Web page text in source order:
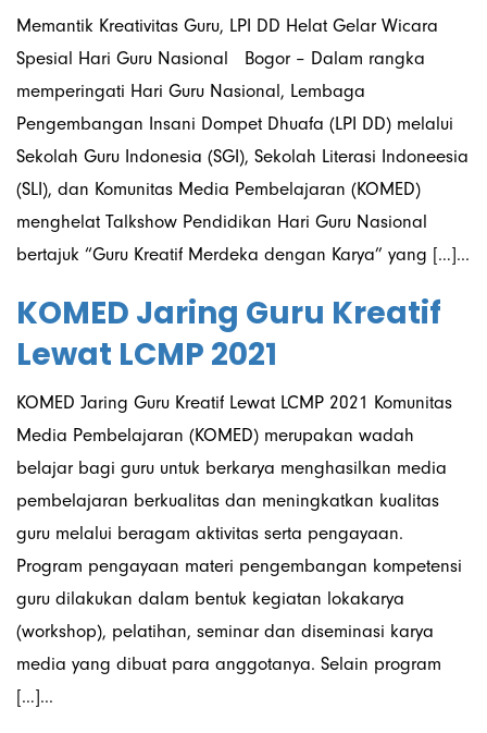
Memantik Kreativitas Guru, LPI DD Helat Gelar Wicara
Spesial Hari Guru Nasional Bogor – Dalam rangka
memperingati Hari Guru Nasional, Lembaga
Pengembangan Insani Dompet Dhuafa (LPI DD) melalui
Sekolah Guru Indonesia (SGI), Sekolah Literasi Indoneesia
(SLI), dan Komunitas Media Pembelajaran (KOMED)
menghelat Talkshow Pendidikan Hari Guru Nasional
bertajuk “Guru Kreatif Merdeka dengan Karya” yang […]...
KOMED Jaring Guru Kreatif
Lewat LCMP 2021
KOMED Jaring Guru Kreatif Lewat LCMP 2021 Komunitas
Media Pembelajaran (KOMED) merupakan wadah
belajar bagi guru untuk berkarya menghasilkan media
pembelajaran berkualitas dan meningkatkan kualitas
guru melalui beragam aktivitas serta pengayaan.
Program pengayaan materi pengembangan kompetensi
guru dilakukan dalam bentuk kegiatan lokakarya
(workshop), pelatihan, seminar dan diseminasi karya
media yang dibuat para anggotanya. Selain program
[…]...